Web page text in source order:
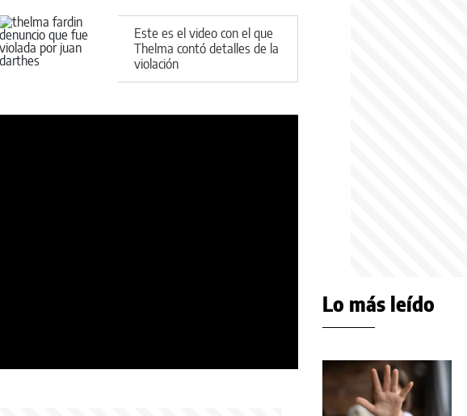
Este es el video con el que
Thelma contó detalles de la
violación
Lo más leído